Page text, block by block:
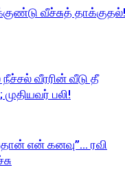
வீச்சுத் தாக்குதல்!
வீரரின் வீடு தீ
முதியவர் பலி!
என் கனவு”… ரவி